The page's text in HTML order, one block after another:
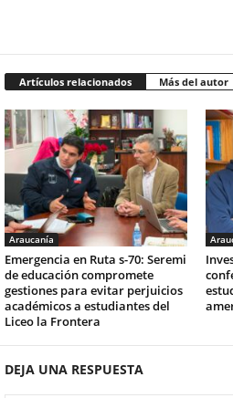
Artículos relacionados Más del autor
Araucanía
Emergencia en Ruta s-70: Seremi
de educación compromete
gestiones para evitar perjuicios
académicos a estudiantes del
Liceo la Frontera
DEJA UNA RESPUESTA